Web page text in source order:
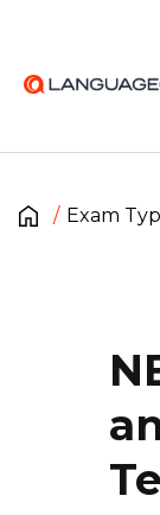
Exam